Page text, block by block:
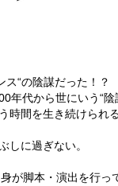
“の陰謀だった！？
年代から世にいう“陰
時間を生き続けられ
しに過ぎない。
が脚本・演出を行っ